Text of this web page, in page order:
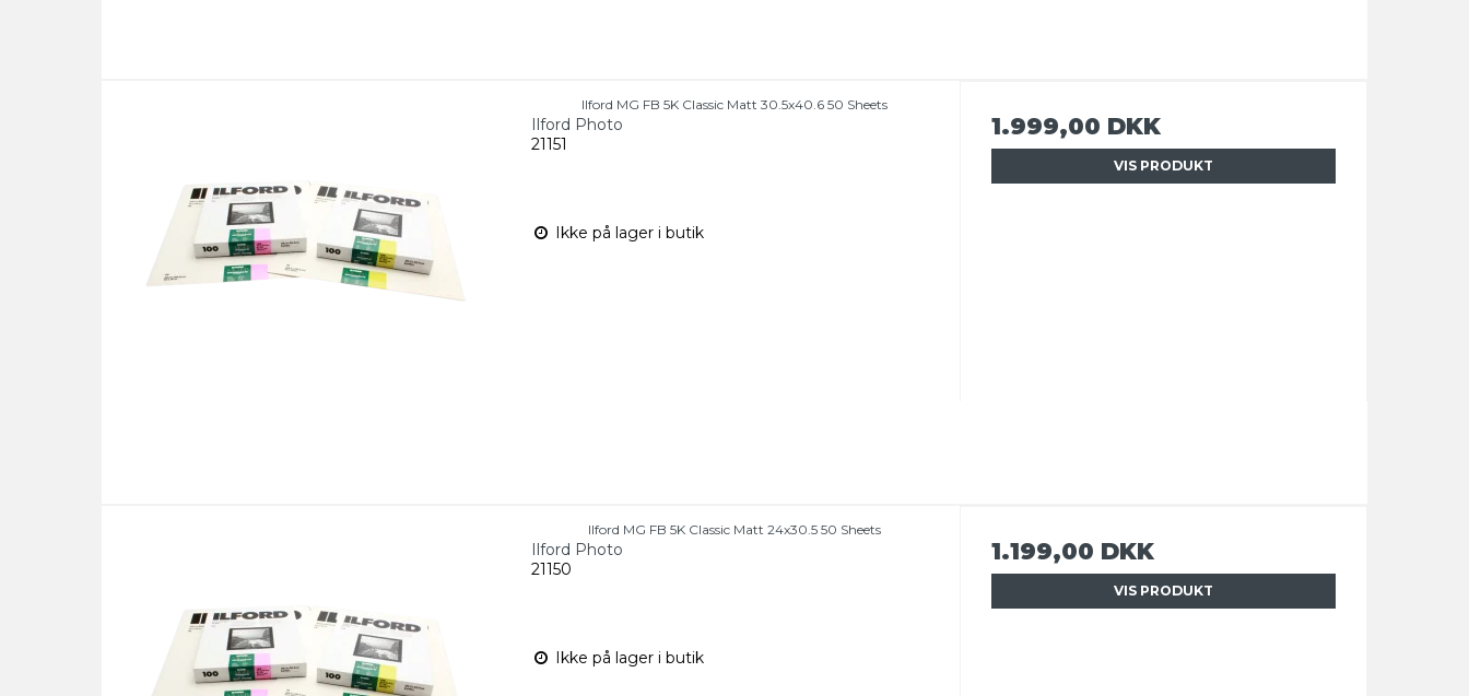
Ilford MG FB 5K Classic Matt 30.5x40.6 50 Sheets
Ilford Photo
21151
Ikke på lager i butik
1.999,00 DKK
VIS PRODUKT
Ilford MG FB 5K Classic Matt 24x30.5 50 Sheets
Ilford Photo
21150
Ikke på lager i butik
1.199,00 DKK
VIS PRODUKT